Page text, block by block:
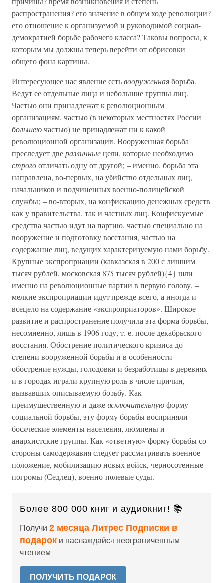
распространения? его значение в общем ходе революции?
его отношение к организуемой и руководимой социал-
демократией борьбе рабочего класса? Таковы вопросы, к
которым мы должны теперь перейти от обрисовки
общего фона картины.
Интересующее нас явление естьвооруженнаяборьба.
Ведут ее отдельные лица и небольшие группы лиц.
Частью они принадлежат к революционным
организациям, частью (в некоторых местностях России
большеючастью) не принадлежат ни к какой
революционной организации. Вооруженная борьба
преследует дверазличныецели, которые необходимо
строгоотличать одну от другой; – именно, борьба эта
направлена, во-первых, на убийство отдельных лиц,
начальников и подчиненных военно-полицейской
службы; – во-вторых, на конфискацию денежных средств
как у правительства, так и частных лиц. Конфискуемые
средства частью идут на партию, частью специально на
вооружение и подготовку восстания, частью на
содержание лиц, ведущих характеризуемую нами борьбу.
Крупные экспроприации (кавказская в 200 с лишним
тысяч рублей, московская 875 тысяч рублей){4} шли
именно на революционные партии в первую голову, –
мелкие экспроприации идут прежде всего, а иногда и
всецело на содержание «экспроприаторов». Широкое
развитие и распространение получила эта форма борьбы,
несомненно, лишь в 1906 году, т. е. после декабрьского
восстания. Обострение политического кризиса до
степени вооруженной борьбы и в особенности
обострение нужды, голодовки и безработицы в деревнях
и в городах играли крупную роль в числе причин,
вызвавших описываемую борьбу. Как
преимущественную и дажеисключительнуюформу
социальной борьбы, эту форму борьбы восприняли
босяческие элементы населения, люмпены и
анархистские группы. Как «ответную» форму борьбы со
стороны самодержавия следует рассматривать военное
положение, мобилизацию новых войск, черносотенные
погромы (Седлец), военно-полевые суды.
Более 800 000 книг и аудиокниг! 📚
Получи 2 месяца Литрес Подписки в
подарок и наслаждайся неограниченным
чтением
ПОЛУЧИТЬ ПОДАРОК